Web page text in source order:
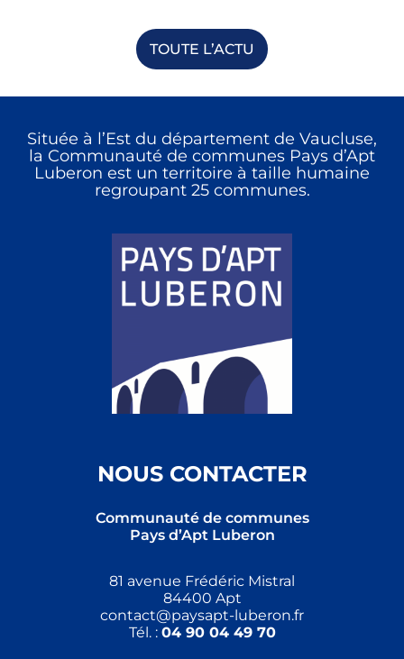
TOUTE L’ACTU
Située à l’Est du département de Vaucluse,
la Communauté de communes Pays d’Apt
Luberon est un territoire à taille humaine
regroupant 25 communes.
NOUS CONTACTER
Communauté de communes
Pays d’Apt Luberon
81 avenue Frédéric Mistral
84400 Apt
contact@paysapt-luberon.fr
Tél. : 04 90 04 49 70